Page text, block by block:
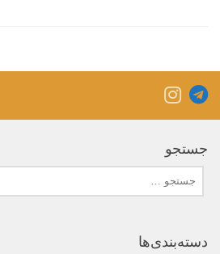
جستجو
جستجو
دسته‌بندی‌ها